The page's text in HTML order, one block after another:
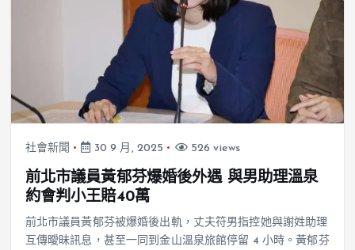
社會新聞 30 9 月, 2025 526 views
前北市議員黃郁芬爆婚後外遇 與男助理溫泉
約會判小王賠40萬
前北市議員黃郁芬被爆婚後出軌，丈夫符男指控她與謝姓助理
互傳曖昧訊息，甚至一同到金山溫泉旅館停留 4 小時。黃郁芬